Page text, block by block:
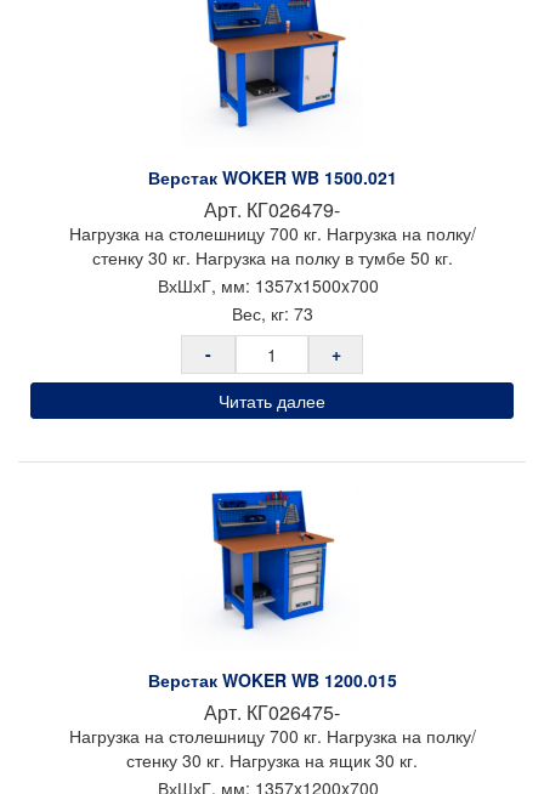
Светильник с регулировкой яркости;
А также другие комплектующие и аксессуары. (Смотреть
Тип покрытия: порошковое
Цвет: комбинированный (темно-серый RAL7016/светло-серый
Производитель: Предприятие ДВК
Страна производства: Россия
Импортер в РБ: ООО «ТрастПром»
Верстак WOKER WB 1500.021
Арт. КГ026479-
Нагрузка на столешницу 700 кг. Нагрузка на полку/
стенку 30 кг. Нагрузка на полку в тумбе 50 кг.
ВхШхГ, мм: 1357x1500x700
Вес, кг: 73
-
+
Читать далее
Верстак WOKER WB 1200.015
Арт. КГ026475-
Нагрузка на столешницу 700 кг. Нагрузка на полку/
стенку 30 кг. Нагрузка на ящик 30 кг.
ВхШхГ, мм: 1357x1200x700